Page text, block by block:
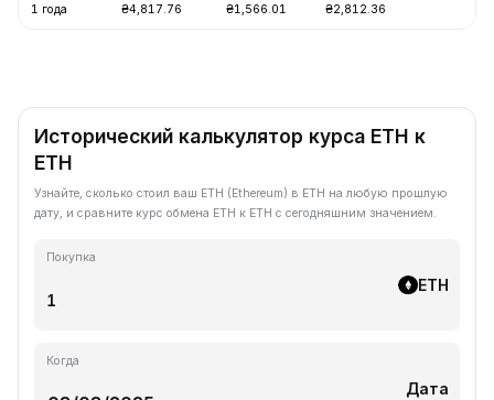
1 года ₴4,817.76 ₴1,566.01 ₴2,812.36
Исторический калькулятор курса ETH к
ETH
Узнайте, сколько стоил ваш ETH (Ethereum) в ETH на любую прошлую
дату, и сравните курс обмена ETH к ETH с сегодняшним значением.
Покупка
ETH
Когда
Дата